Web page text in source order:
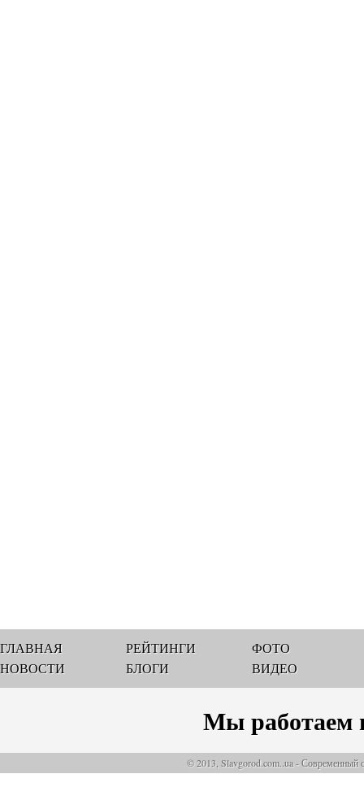
ГЛАВНАЯ
НОВОСТИ
РЕЙТИНГИ
БЛОГИ
ФОТО
ВИДЕО
Мы работаем
© 2013, Slavgorod.com..ua - Современный